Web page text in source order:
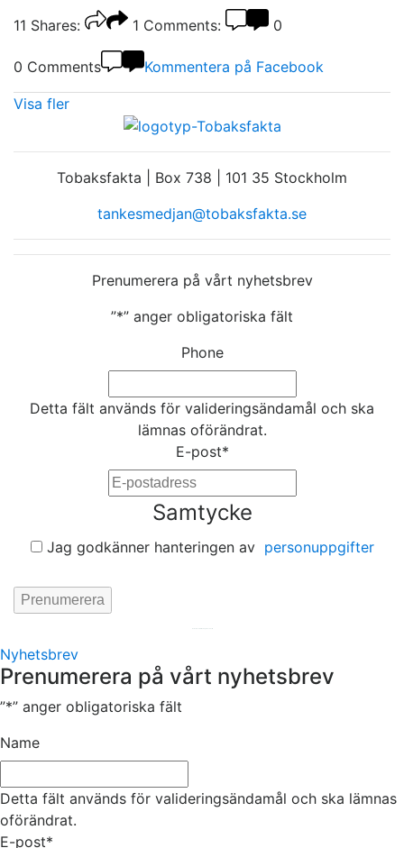
11 Shares: 1 Comments: 0
0 Comments Kommentera på Facebook
Visa fler
Tobaksfakta | Box 738 | 101 35 Stockholm
tankesmedjan@tobaksfakta.se
Prenumerera på vårt nyhetsbrev
”*” anger obligatoriska fält
Phone
Detta fält används för valideringsändamål och ska
lämnas oförändrat.
E-post*
Samtycke
Jag godkänner hanteringen av personuppgifter
Nyhetsbrev
Prenumerera på vårt nyhetsbrev
”*” anger obligatoriska fält
Name
Detta fält används för valideringsändamål och ska lämnas
oförändrat.
E-post*